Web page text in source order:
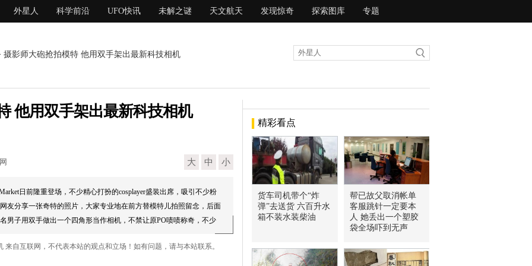
外星人 科学前沿 UFO快讯 未解之谜 天文航天 发现惊奇 探索图库 专题
影师大砲抢拍模特 他用双手架出最新科技相机
他用双手架出最新科技相机
大 中 小
日前隆重登场，不少精心打扮的cosplayer盛装出席，吸引不少粉
友分享一张奇特的照片，大家专业地在前方替模特儿拍照留念，后面
男子用双手做出一个四角形当作相机，不禁让原PO啧啧称奇，不少
自互联网，不代表本站的观点和立场！如有问题，请与本站联系。
精彩看点
货车司机带个“炸
弹”去送货 六百升水
箱不装水装柴油
帮已故父取消帐单
客服跳针一定要本
人 她丢出一个塑胶
袋全场吓到无声